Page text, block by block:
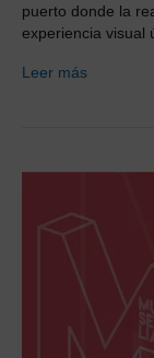
puerto donde la
experiencia visual
Leer más